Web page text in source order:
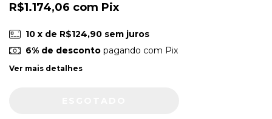
R$1.174,06 com Pix
10 x de R$124,90 sem juros
6% de descontopagando com Pix
Ver mais detalhes